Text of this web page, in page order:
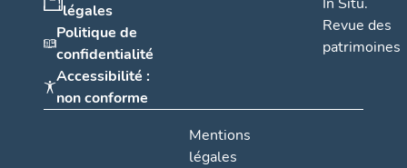
légales
Politique de
confidentialité
Accessibilité :
non conforme
Revue des
patrimoines
Mentions
légales